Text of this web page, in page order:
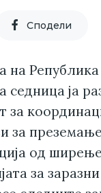
Cподели
на
седница ја
за
за
од
за